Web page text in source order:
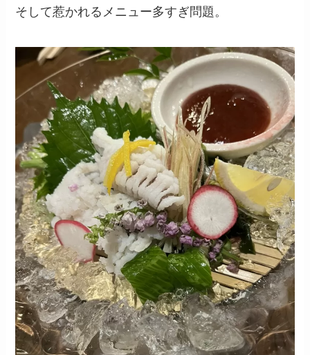
そして惹かれるメニュー多すぎ問題。